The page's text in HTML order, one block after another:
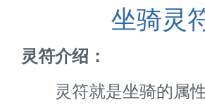
坐骑灵
灵符介绍：
灵符就是坐骑的属性